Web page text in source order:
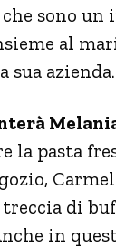
sono un
al
azienda.
la pasta
treccia di
in